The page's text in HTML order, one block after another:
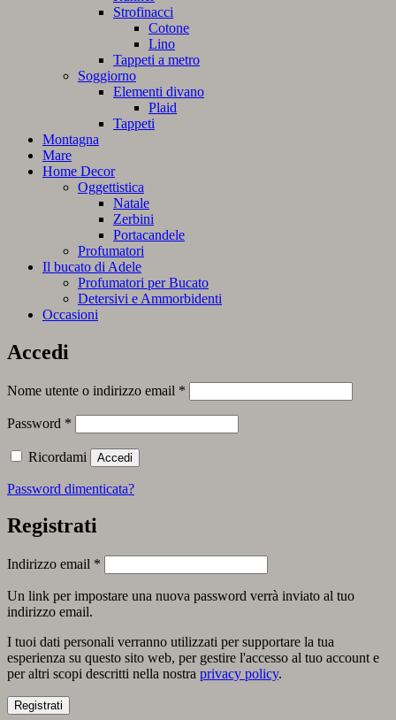
Strofinacci
Cotone
Lino
Tappeti a metro
Soggiorno
Elementi divano
Plaid
Tappeti
Montagna
Mare
Home Decor
Oggettistica
Natale
Zerbini
Portacandele
Profumatori
Il bucato di Adele
Profumatori per Bucato
Detersivi e Ammorbidenti
Occasioni
Accedi
Nome utente o indirizzo email *
Password *
Ricordami Accedi
Password dimenticata?
Registrati
Indirizzo email *
Un link per impostare una nuova password verrà inviato al tuo
indirizzo email.
I tuoi dati personali verranno utilizzati per supportare la tua
esperienza su questo sito web, per gestire l'accesso al tuo account e
per altri scopi descritti nella nostra privacy policy.
Registrati